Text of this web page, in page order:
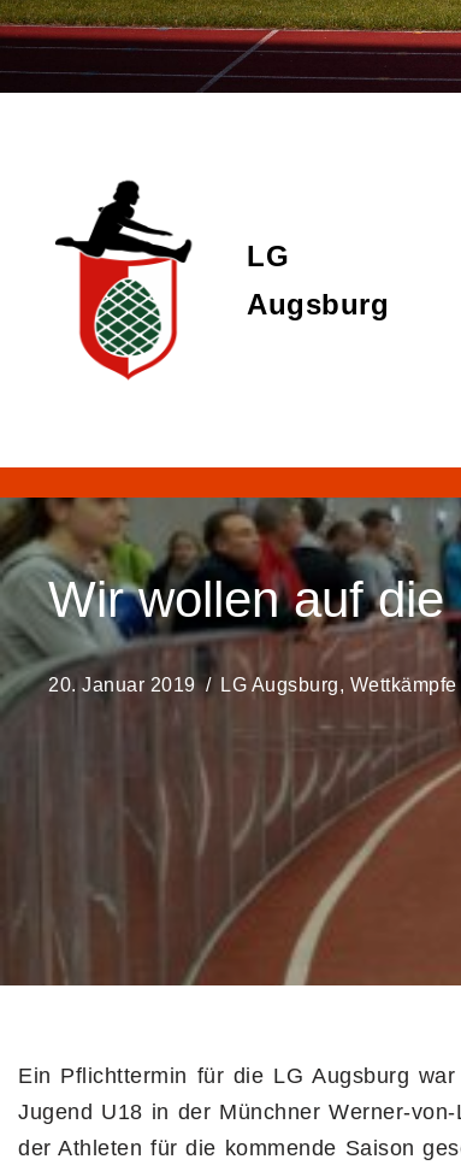
LG
Augsburg
Wir wollen auf die
20. Januar 2019 LG Augsburg, Wettkämpfe
Ein Pflichttermin für die LG Augsburg
Jugend U18 in der Münchner Werner-
der Athleten für die kommende Saison